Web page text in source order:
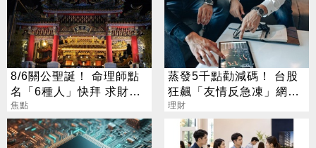
8/6關公聖誕！ 命理師點
名「6種人」快拜 求財求
職保平安
焦點
蒸發5千點勸減碼！ 台股
狂飆「友情反急凍」網
嘆：少管閒事
理財